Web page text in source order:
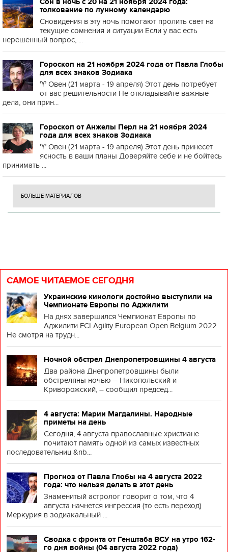
толкование по лунному календарю
Сновидения в эту ночь помогают пролить свет на
текущие сомнения и ситуации Если у вас есть
нерешённый вопрос, ...
Гороскоп на 21 ноября 2024 года от Павла Глобы
для всех знаков Зодиака
♈️ Овен (21 марта - 19 апреля) Этот день потребует
от вас решительности Не откладывайте важные
дела, они прин...
Гороскоп от Анжелы Перл на 21 ноября 2024
года для всех знаков Зодиака
♈️ Овен (21 марта - 19 апреля) Этот день принесет
ясность в ваши планы Доверяйте себе и не бойтесь
принимать ...
БОЛЬШЕ МАТЕРИАЛОВ
САМОЕ ЧИТАЕМОЕ СЕГОДНЯ
Украинские кинологи достойно выступили на
Чемпионате Европы по Аджилити
На днях завершился Чемпионат Европы по
Аджилити FCI Agility European Open Belgium 2022
Не смотря на трудн...
Ночной обстрел Днепропетровщины 4 августа
Два района Днепропетровщины были
обстреляны ночью – Никопольский и
Криворожский, – сообщил председ...
4 августа: Марии Магдалины. Народные
приметы на день
Сегодня, 4 августа православные христиане
почитают память одной из самых известных
последовательниц &nb...
Прогноз от Павла Глобы на 4 августа 2022
года: что нельзя делать в этот день
Знаменитый астролог говорит о том, что 4
августа начнется ингрессия (то есть переход)
Меркурия в зодиакальный ...
Сводка с фронта от Генштаба ВСУ на утро 162-
го дня войны (04 августа 2022 года)